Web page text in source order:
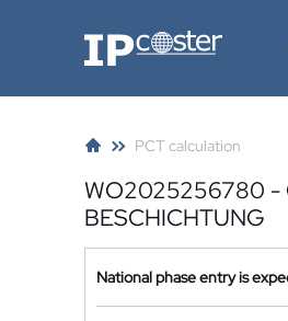
IP-Coster
PCT calculation
WO2025256780 -
BESCHICHTUNG
National phase entry is